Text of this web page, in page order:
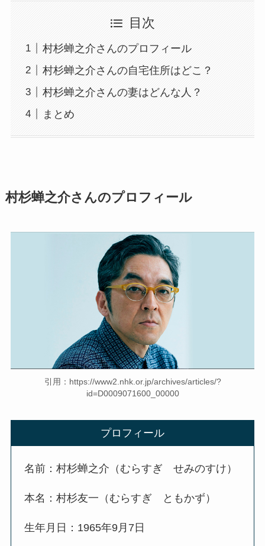
目次
村杉蝉之介さんのプロフィール
村杉蝉之介さんの自宅住所はどこ？
村杉蝉之介さんの妻はどんな人？
まとめ
村杉蝉之介さんのプロフィール
引用：https://www2.nhk.or.jp/archives/articles/?
id=D0009071600_00000
プロフィール
名前：村杉蝉之介（むらすぎ せみのすけ）
本名：村杉友一（むらすぎ ともかず）
生年月日：1965年9月7日